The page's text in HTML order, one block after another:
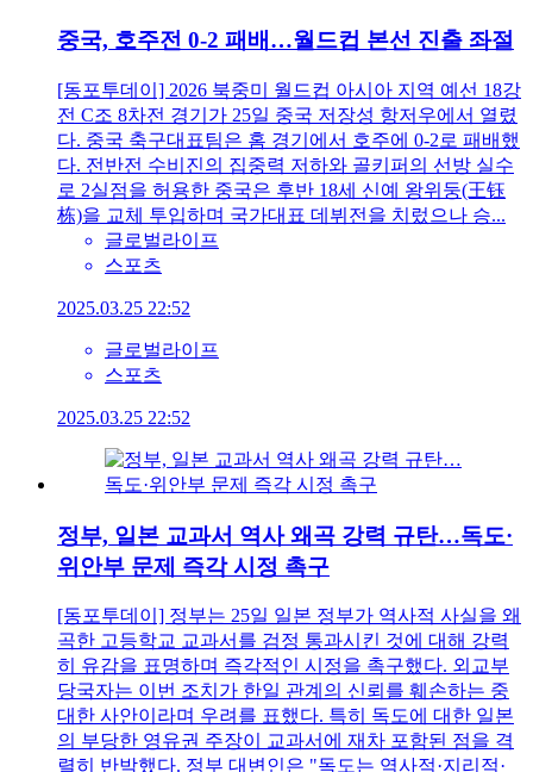
중국, 호주전 0-2 패배…월드컵 본선 진출 좌절
[동포투데이] 2026 북중미 월드컵 아시아 지역 예선 18강
전 C조 8차전 경기가 25일 중국 저장성 항저우에서 열렸
다. 중국 축구대표팀은 홈 경기에서 호주에 0-2로 패배했
다. 전반전 수비진의 집중력 저하와 골키퍼의 선방 실수
로 2실점을 허용한 중국은 후반 18세 신예 왕위둥(王钰
栋)을 교체 투입하며 국가대표 데뷔전을 치렀으나 승...
글로벌라이프
스포츠
2025.03.25 22:52
글로벌라이프
스포츠
2025.03.25 22:52
정부, 일본 교과서 역사 왜곡 강력 규탄…독도·
위안부 문제 즉각 시정 촉구
[동포투데이] 정부는 25일 일본 정부가 역사적 사실을 왜
곡한 고등학교 교과서를 검정 통과시킨 것에 대해 강력
히 유감을 표명하며 즉각적인 시정을 촉구했다. 외교부
당국자는 이번 조치가 한일 관계의 신뢰를 훼손하는 중
대한 사안이라며 우려를 표했다. 특히 독도에 대한 일본
의 부당한 영유권 주장이 교과서에 재차 포함된 점을 격
렬히 반박했다. 정부 대변인은 "독도는 역사적·지리적·